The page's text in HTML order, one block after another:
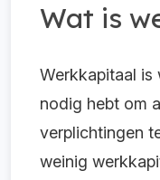
Wat is
Werkkapitaal is
nodig hebt om
verplichtingen
weinig